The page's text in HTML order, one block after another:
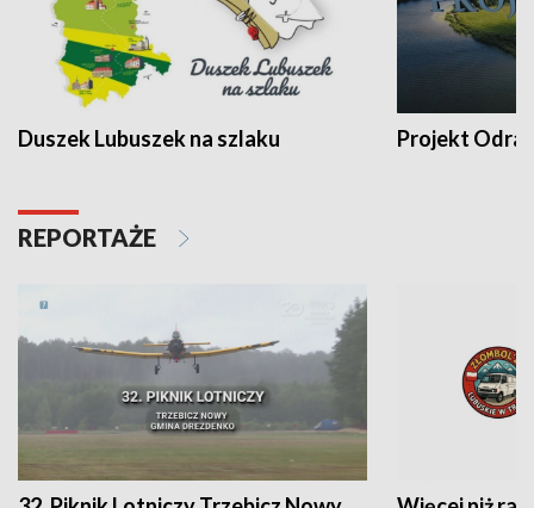
Duszek Lubuszek na szlaku Projekt Odra
REPORTAŻE